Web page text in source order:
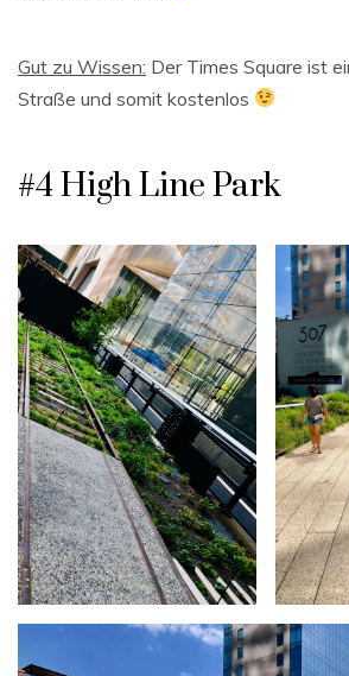
Gut zu Wissen: Der Times Square ist
Straße und somit kostenlos
#4 High Line Park